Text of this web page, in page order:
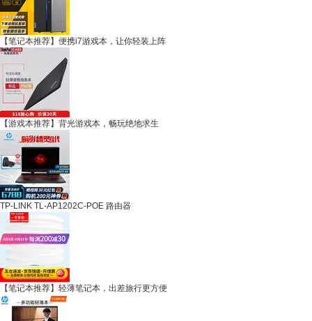
【笔记本推荐】便携i7游戏本，让你轻装上阵
【游戏本推荐】背光游戏本，畅玩绝地求生
TP-LINK TL-AP1202C-POE 路由器
【笔记本推荐】轻薄笔记本，出差旅行更方便